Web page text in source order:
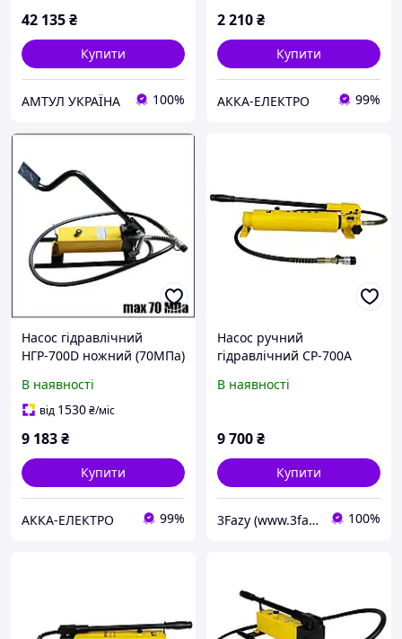
42 135₴
Купити
АМТУЛ УКРАЇНА 100%
2 210₴
Купити
АККА-ЕЛЕКТРО 99%
Насос гідравлічний
НГР-700D ножний (70МПа)
В наявності
від 1530₴/міс
9 183₴
Купити
АККА-ЕЛЕКТРО 99%
Насос ручний
гідравлічний CP-700А
В наявності
9 700₴
Купити
3Fazy (www.3fazy.com.ua) 100%